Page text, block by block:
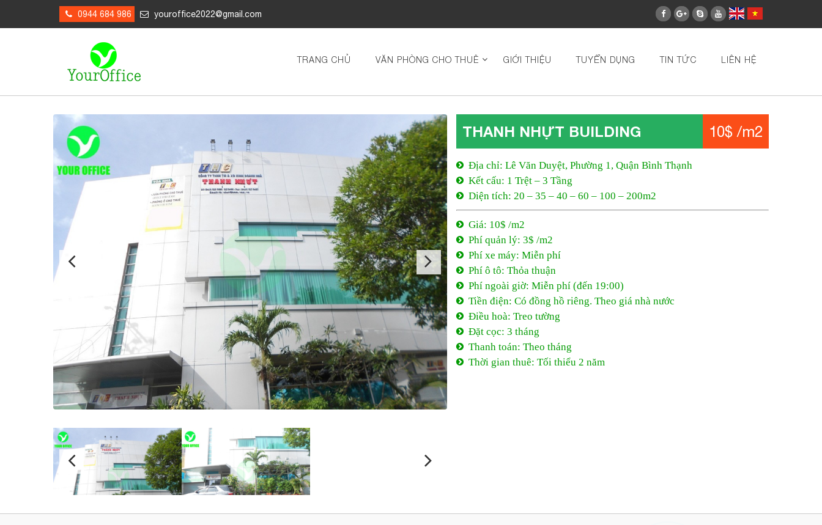
0944 684 986 youroffice2022@gmail.com
TRANG CHỦ VĂN PHÒNG CHO THUÊ GIỚI THIỆU TUYỂN DỤNG TIN TỨC LIÊN HỆ
THANH NHỰT BUILDING 10$ /m2
Địa chỉ: Lê Văn Duyệt, Phường 1, Quận Bình Thạnh
Kết cấu: 1 Trệt – 3 Tầng
Diện tích: 20 – 35 – 40 – 60 – 100 – 200m2
Giá: 10$ /m2
Phí quản lý: 3$ /m2
Phí xe máy: Miễn phí
Phí ô tô: Thỏa thuận
Phí ngoài giờ: Miễn phí (đến 19:00)
Tiền điện: Có đồng hồ riêng. Theo giá nhà nước
Điều hoà: Treo tường
Đặt cọc: 3 tháng
Thanh toán: Theo tháng
Thời gian thuê: Tối thiểu 2 năm